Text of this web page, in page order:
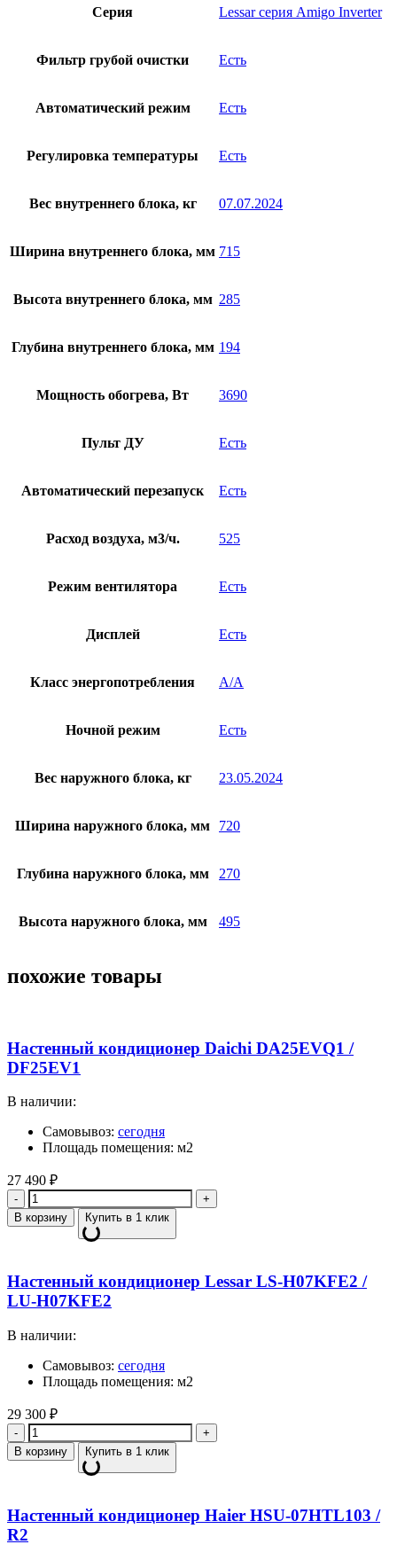
Серия Lessar серия Amigo Inverter
Фильтр грубой очистки Есть
Автоматический режим Есть
Регулировка температуры Есть
Вес внутреннего блока, кг 07.07.2024
Ширина внутреннего блока, мм 715
Высота внутреннего блока, мм 285
Глубина внутреннего блока, мм 194
Мощность обогрева, Вт 3690
Пульт ДУ Есть
Автоматический перезапуск Есть
Расход воздуха, м3/ч. 525
Режим вентилятора Есть
Дисплей Есть
Класс энергопотребления A/A
Ночной режим Есть
Вес наружного блока, кг 23.05.2024
Ширина наружного блока, мм 720
Глубина наружного блока, мм 270
Высота наружного блока, мм 495
похожие товары
Настенный кондиционер Daichi DA25EVQ1 /
DF25EV1
В наличии:
Самовывоз: сегодня
Площадь помещения: м2
27 490 ₽
Количество
В корзину Купить в 1 клик
Настенный кондиционер Lessar LS-H07KFE2 /
LU-H07KFE2
В наличии:
Самовывоз: сегодня
Площадь помещения: м2
29 300 ₽
Количество
В корзину Купить в 1 клик
Настенный кондиционер Haier HSU-07HTL103 /
R2